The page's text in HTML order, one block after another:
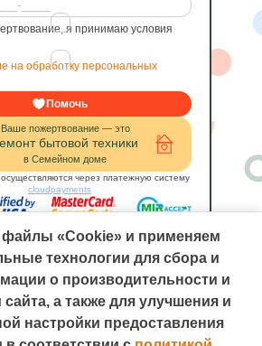
я принимаю условия
на обработку персональных
Помочь
Ваше пожертвование — это
бытовой техники
в Семейном доме
через платежную систему
cloudpayments
«Cookie» и применяем
технологии для сбора и
о производительности и
а также для улучшения и
настройки предоставления